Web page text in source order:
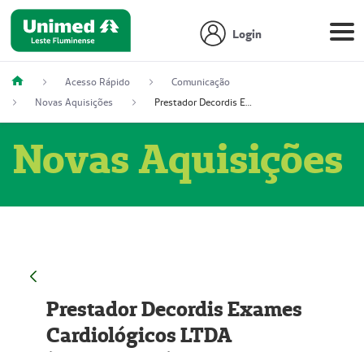
Login
Acesso Rápido
Comunicação
Novas Aquisições
Prestador Decordis Exames Cardiológicos LTDA (51004347-4)
Novas Aquisições
Prestador Decordis Exames
Cardiológicos LTDA